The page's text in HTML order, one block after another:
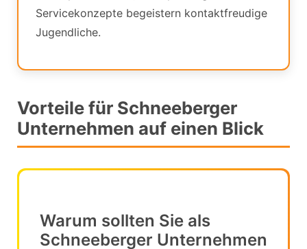
Servicekonzepte begeistern kontaktfreudige
Jugendliche.
Vorteile für Schneeberger
Unternehmen auf einen Blick
Warum sollten Sie als
Schneeberger Unternehmen